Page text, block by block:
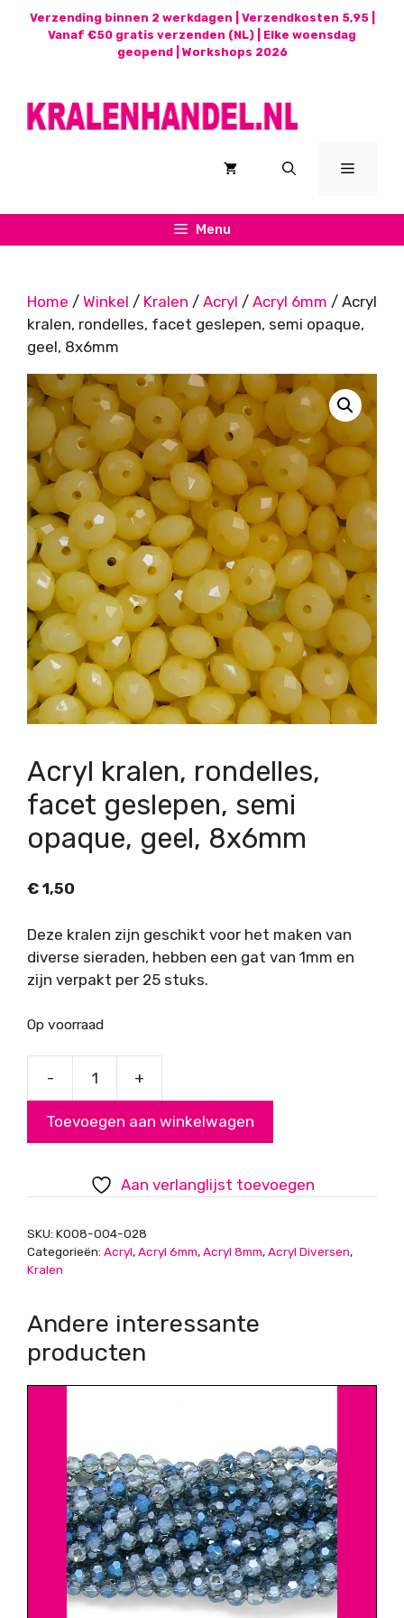
Verzending binnen 2 werkdagen | Verzendkosten 5,95 |
Vanaf €50 gratis verzenden (NL) | Elke woensdag
geopend | Workshops 2026
Menu
Menu
Home / Winkel / Kralen / Acryl / Acryl 6mm / Acryl
kralen, rondelles, facet geslepen, semi opaque,
geel, 8x6mm
Acryl kralen, rondelles,
facet geslepen, semi
opaque, geel, 8x6mm
€ 1,50
Deze kralen zijn geschikt voor het maken van
diverse sieraden, hebben een gat van 1mm en
zijn verpakt per 25 stuks.
Op voorraad
-
rondelles,
geslepen,
semi
geel,
+
Toevoegen aan winkelwagen
Aan verlanglijst toevoegen
SKU: K008-004-028
Categorieën: Acryl,Acryl 6mm,Acryl 8mm,Acryl Diversen,
Kralen
Andere interessante
producten